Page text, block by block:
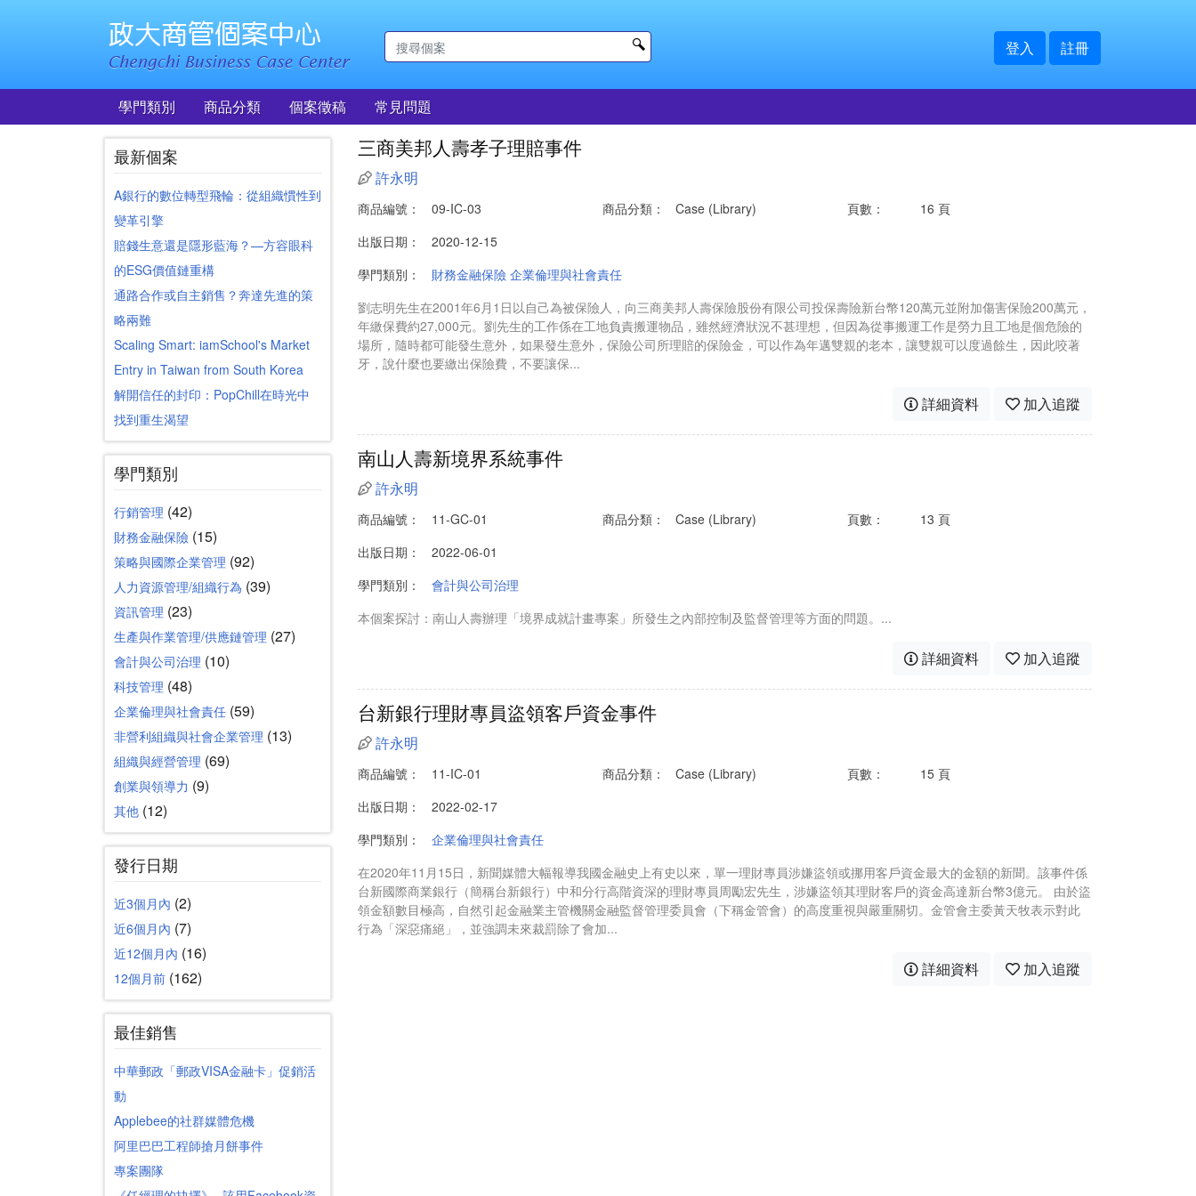
登入 註冊
學門類別 商品分類 個案徵稿 常見問題
最新個案
A銀行的數位轉型飛輪：從組織慣性到
變革引擎
賠錢生意還是隱形藍海？—方容眼科
的ESG價值鏈重構
通路合作或自主銷售？奔達先進的策
略兩難
Scaling Smart: iamSchool's Market
Entry in Taiwan from South Korea
解開信任的封印：PopChill在時光中
找到重生渴望
學門類別
行銷管理 (42)
財務金融保險 (15)
策略與國際企業管理 (92)
人力資源管理/組織行為 (39)
資訊管理 (23)
生產與作業管理/供應鏈管理 (27)
會計與公司治理 (10)
科技管理 (48)
企業倫理與社會責任 (59)
非營利組織與社會企業管理 (13)
組織與經營管理 (69)
創業與領導力 (9)
其他 (12)
發行日期
近3個月內 (2)
近6個月內 (7)
近12個月內 (16)
12個月前 (162)
最佳銷售
中華郵政「郵政VISA金融卡」促銷活
動
Applebee的社群媒體危機
阿里巴巴工程師搶月餅事件
專案團隊
三商美邦人壽孝子理賠事件
許永明
商品編號： 09-IC-03 商品分類： Case (Library) 頁數：
16 頁
出版日期：
2020-12-15
學門類別：
財務金融保險 企業倫理與社會責任
劉志明先生在2001年6月1日以自己為被保險人，向三商美邦人壽保險股份有限公司投保壽險新台幣120萬元並附加傷害保險200萬元，
年繳保費約27,000元。劉先生的工作係在工地負責搬運物品，雖然經濟狀況不甚理想，但因為從事搬運工作是勞力且工地是個危險的
場所，隨時都可能發生意外，如果發生意外，保險公司所理賠的保險金，可以作為年邁雙親的老本，讓雙親可以度過餘生，因此咬著
牙，說什麼也要繳出保險費，不要讓保...
詳細資料 加入追蹤
南山人壽新境界系統事件
許永明
商品編號： 11-GC-01 商品分類： Case (Library) 頁數：
13 頁
出版日期：
2022-06-01
學門類別：
會計與公司治理
本個案探討：南山人壽辦理「境界成就計畫專案」所發生之內部控制及監督管理等方面的問題。...
詳細資料 加入追蹤
台新銀行理財專員盜領客戶資金事件
許永明
商品編號： 11-IC-01 商品分類： Case (Library) 頁數：
15 頁
出版日期：
2022-02-17
學門類別：
企業倫理與社會責任
在2020年11月15日，新聞媒體大幅報導我國金融史上有史以來，單一理財專員涉嫌盜領或挪用客戶資金最大的金額的新聞。該事件係
台新國際商業銀行（簡稱台新銀行）中和分行高階資深的理財專員周勵宏先生，涉嫌盜領其理財客戶的資金高達新台幣3億元。 由於盜
領金額數目極高，自然引起金融業主管機關金融監督管理委員會（下稱金管會）的高度重視與嚴重關切。金管會主委黃天牧表示對此
行為「深惡痛絕」，並強調未來裁罰除了會加...
詳細資料 加入追蹤